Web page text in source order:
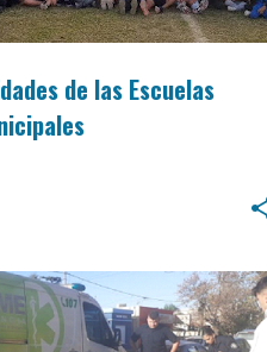
de las Escuelas